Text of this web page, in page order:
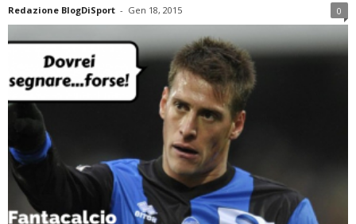
Redazione BlogDiSport - Gen 18, 2015 0